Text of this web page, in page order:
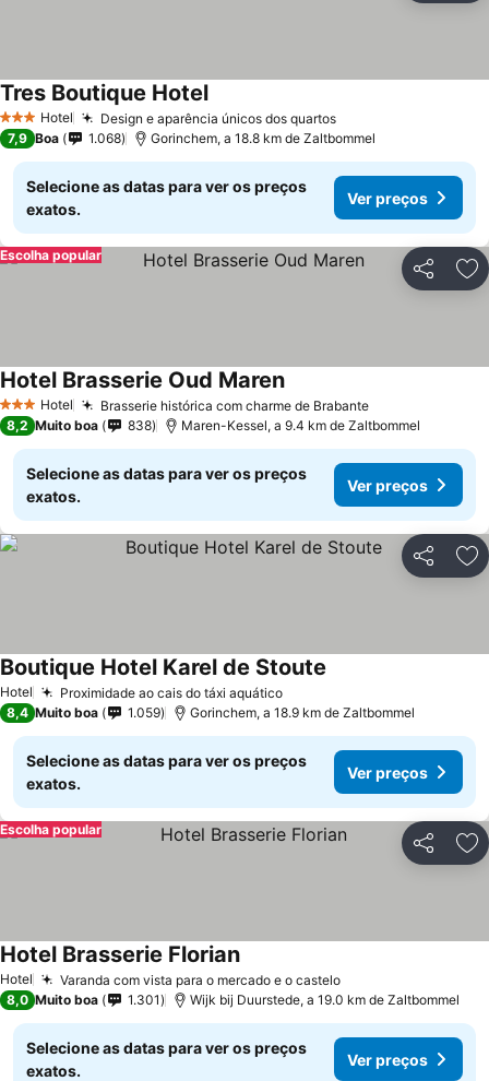
3 EstrelasHotel Design e aparência únicos dos quartos
Tres Boutique Hotel
7,9 Boa 1.068 Gorinchem, a 18.8 km de Zaltbommel
Selecione as datas para ver os preços
exatos.
Ver preços
Partilhar
Escolha popular
3 EstrelasHotel Brasserie histórica com charme de Brabante
Hotel Brasserie Oud Maren
8,2 Muito boa 838 Maren-Kessel, a 9.4 km de Zaltbommel
Selecione as datas para ver os preços
exatos.
Ver preços
Partilhar
Hotel Proximidade ao cais do táxi aquático
Boutique Hotel Karel de Stoute
8,4 Muito boa 1.059 Gorinchem, a 18.9 km de Zaltbommel
Selecione as datas para ver os preços
exatos.
Ver preços
Partilhar
Escolha popular
Hotel Varanda com vista para o mercado e o castelo
Hotel Brasserie Florian
8,0 Muito boa 1.301 Wijk bij Duurstede, a 19.0 km de Zaltbommel
Selecione as datas para ver os preços
exatos.
Ver preços